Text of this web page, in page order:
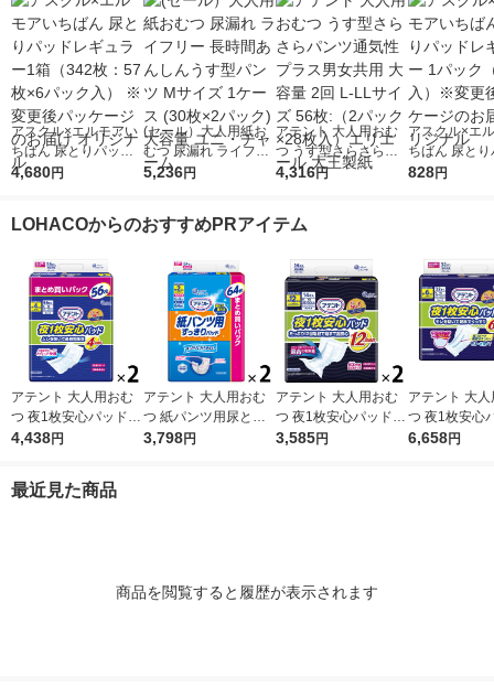
アスクル×エルモアい
ちばん 尿とりパッド
レギュラー1箱（342
ージのお届け オリジ
4,680円
(セール）大人用紙お
むつ 尿漏れ ライフリ
ー 長時間あんしんう
ク) 大容量 ユニ・チャ
5,236円
アテント 大人用おむ
つ うす型さらさらパ
ンツ通気性プラス男女
ク×28枚入）エリエー
4,316円
アスクル×エ
ちばん 尿と
レギュラー 1
828円
LOHACOからのおすすめPRアイテム
アテント 大人用おむ
つ 夜1枚安心パッドテ
ープ用パッド 大容量
紙
4,438円
アテント 大人用おむ
つ 紙パンツ用尿とり
パッド すっきりパッ
3,798円
アテント 大人用おむ
つ 夜1枚安心パッドテ
ープ用パッド 12回 28
3,585円
アテント 大
つ 夜1枚安心
ープ用パッド
6,658円
最近見た商品
商品を閲覧すると履歴が表示されます